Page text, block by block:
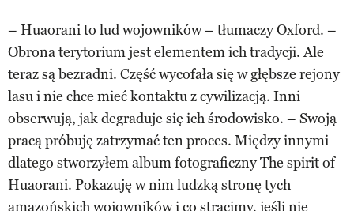
– Huaorani to lud wojowników – tłumaczy Oxford. –
Obrona terytorium jest elementem ich tradycji. Ale
teraz są bezradni. Część wycofała się w głębsze rejony
lasu i nie chce mieć kontaktu z cywilizacją. Inni
obserwują, jak degraduje się ich środowisko. – Swoją
pracą próbuję zatrzymać ten proces. Między innymi
dlatego stworzyłem album fotograficzny The spirit of
Huaorani. Pokazuję w nim ludzką stronę tych
amazońskich wojowników i co stracimy, jeśli nie